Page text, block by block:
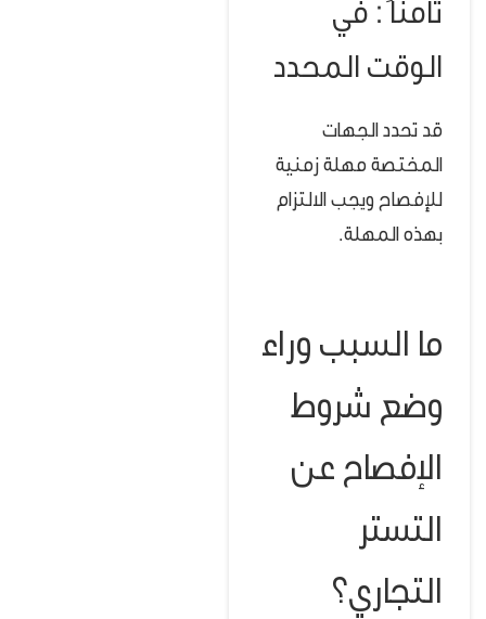
ثامناً : في
الوقت المحدد
قد تحدد الجهات
المختصة مهلة زمنية
للإفصاح ويجب الالتزام
بهذه المهلة.
ما السبب وراء
وضع شروط
الإفصاح عن
التستر
التجاري؟